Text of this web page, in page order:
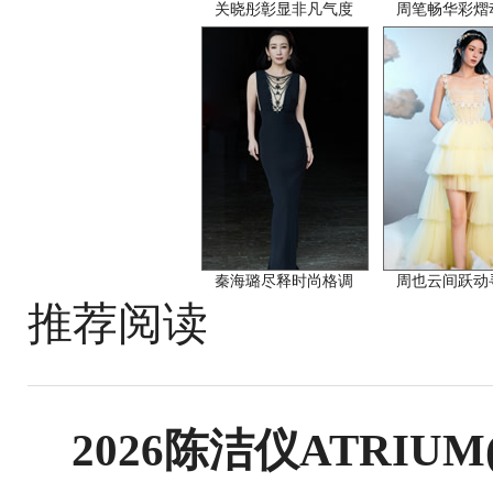
关晓彤彰显非凡气度 周笔畅华彩熠
秦海璐尽释时尚格调 周也云间跃动
推荐阅读
2026陈洁仪